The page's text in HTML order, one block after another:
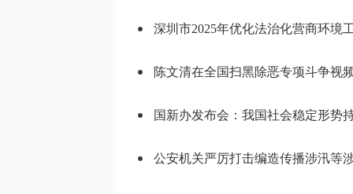
深圳市2025年优化法治化营商环境
国新办发布会：我国社会稳定形势
公安机关严厉打击编造传播涉汛等